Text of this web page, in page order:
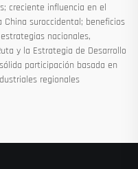
creciente influencia en el
suroccidental; beneficios
nacionales,
y la Estrategia de Desarrollo
participación basada en
regionales